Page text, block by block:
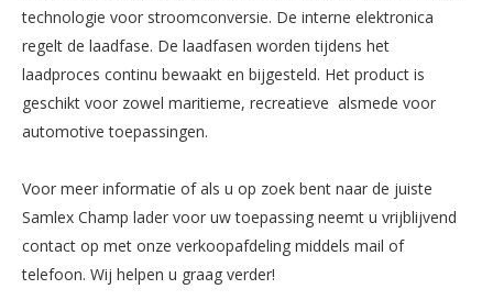
technologie voor stroomconversie. De interne elektronica
regelt de laadfase. De laadfasen worden tijdens het
laadproces continu bewaakt en bijgesteld. Het product is
geschikt voor zowel maritieme, recreatieve alsmede voor
automotive toepassingen.
Voor meer informatie of als u op zoek bent naar de juiste
Samlex Champ lader voor uw toepassing neemt u vrijblijvend
contact op met onze verkoopafdeling middels mail of
telefoon. Wij helpen u graag verder!